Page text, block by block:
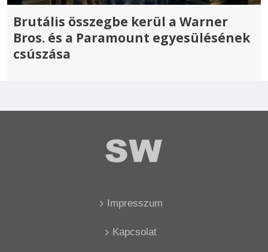
Brutális összegbe kerül a Warner
Bros. és a Paramount egyesülésének
csúszása
Impresszum
Kapcsolat